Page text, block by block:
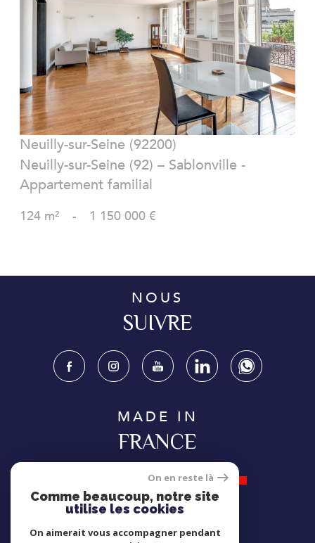
VOIR LE BIEN
Neuilly-sur-Seine (92200)
Neuilly-sur-Seine (92) – Sablonville -
Appartement familial
124 m² - 1 150 000 €
NOUS
SUIVRE
MADE IN
FRANCE
On en reste là
Comme beaucoup, notre site
utilise les cookies
On aimerait vous accompagner pendant